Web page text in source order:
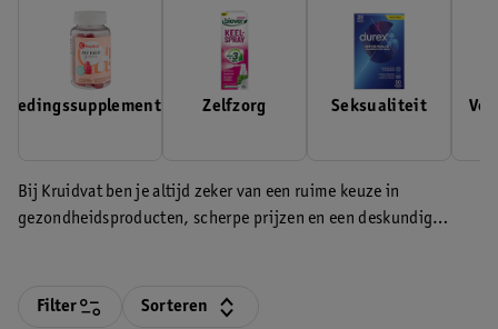
Voedingssupplementen Zelfzorg Seksualiteit
Bij Kruidvat ben je altijd zeker van een ruime keuze in
gezondheidsproducten, scherpe prijzen en een deskundig
en gewrichten: wij zijn altijd in de buurt.
Filter Sorteren